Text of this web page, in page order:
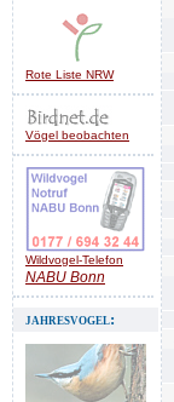
Rote Liste NRW
Vögel beobachten
Wildvogel-Telefon
NABU Bonn
jahresvogel: